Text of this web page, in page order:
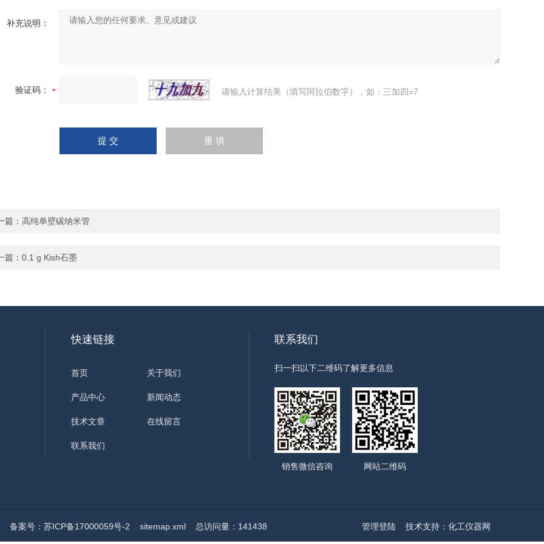
补充说明：
验证码： 请输入计算结果（填写阿拉伯数字），如：三加四=7
篇： 高纯单壁碳纳米管
篇： 0.1 g Kish石墨
快速链接
首页 关于我们
产品中心 新闻动态
技术文章 在线留言
联系我们
联系我们
扫一扫以下二维码了解更多信息
销售微信咨询 网站二维码
备案号：苏ICP备17000059号-2 sitemap.xml 总访问量：141438 管理登陆 技术支持： 化工仪器网